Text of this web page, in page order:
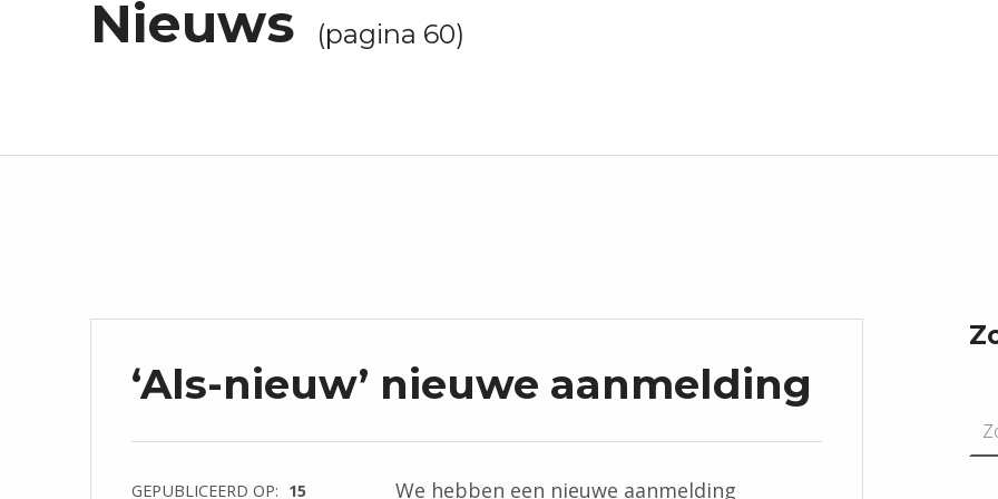
E
N
E
N
Nieuws (pagina 60)
‘Als-nieuw’ nieuwe aanmelding
GEPUBLICEERD OP: 15
We hebben een nieuwe aanmelding